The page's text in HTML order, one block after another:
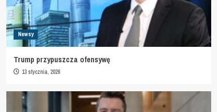
Newsy
Trump przypuszcza ofensywę
13 stycznia, 2026